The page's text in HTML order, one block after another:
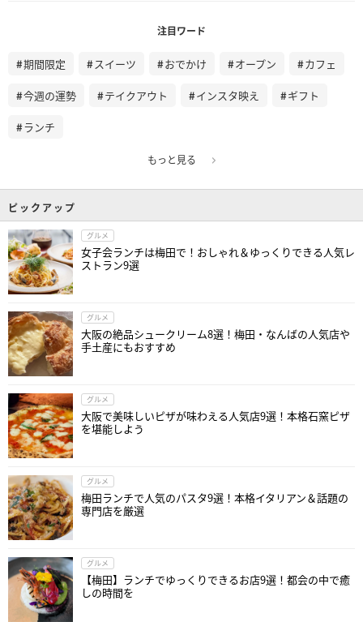
注目ワード
期間限定 スイーツ おでかけ オープン カフェ
今週の運勢 テイクアウト インスタ映え ギフト
ランチ
もっと見る
ピックアップ
グルメ
女子会ランチは梅田で！おしゃれ＆ゆっくりできる人気レ
ストラン9選
グルメ
大阪の絶品シュークリーム8選！梅田・なんばの人気店や
手土産にもおすすめ
グルメ
大阪で美味しいピザが味わえる人気店9選！本格石窯ピザ
を堪能しよう
グルメ
梅田ランチで人気のパスタ9選！本格イタリアン＆話題の
専門店を厳選
グルメ
【梅田】ランチでゆっくりできるお店9選！都会の中で癒
しの時間を